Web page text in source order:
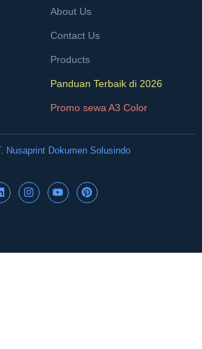
About Us
Contact Us
Products
Panduan Terbaik di 2026
Promo sewa A3 Color
Nusaprint Dokumen Solusindo